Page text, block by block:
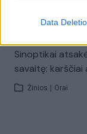
Data
Sinoptikai
savaitę:
Žinios Orai